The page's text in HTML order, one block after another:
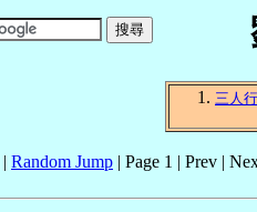
三人行
| Random Jump | Page 1 | Prev |